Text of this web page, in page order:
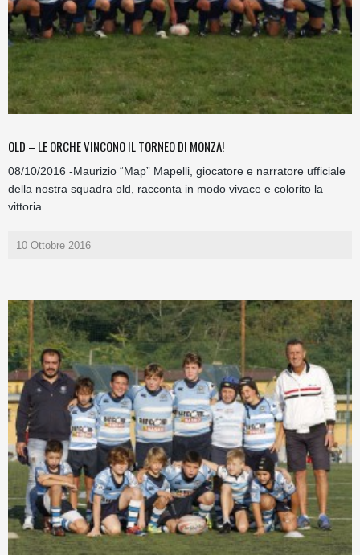
OLD – LE ORCHE VINCONO IL TORNEO DI MONZA!
08/10/2016 -Maurizio “Map” Mapelli, giocatore e narratore ufficiale
della nostra squadra old, racconta in modo vivace e colorito la
vittoria
10 Ottobre 2016